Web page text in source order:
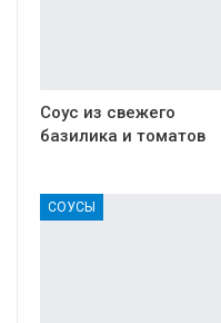
Соус из свежего
базилика и томатов
СОУСЫ